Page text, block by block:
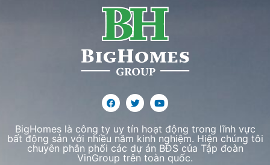
BigHomes là công ty uy tín hoạt động trong lĩnh vực
bất động sản với nhiều năm kinh nghiệm. Hiện chúng tôi
chuyên phân phối các dự án BĐS của Tập đoàn
VinGroup trên toàn quốc.